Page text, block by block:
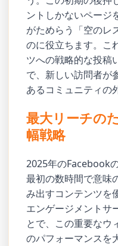
ントしかないページ
がためらう「空のレ
のに役立ちます。こ
ツへの戦略的な投稿
で、新しい訪問者が
あるコミュニティの
最大リーチの
幅戦略
2025年のFacebook
最初の数時間で意味
み出すコンテンツ
エンゲージメントサ
とで、この重要なウ
のパフォーマンスを